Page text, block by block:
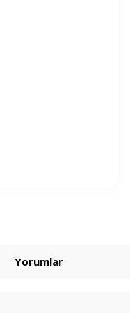
Yorumlar